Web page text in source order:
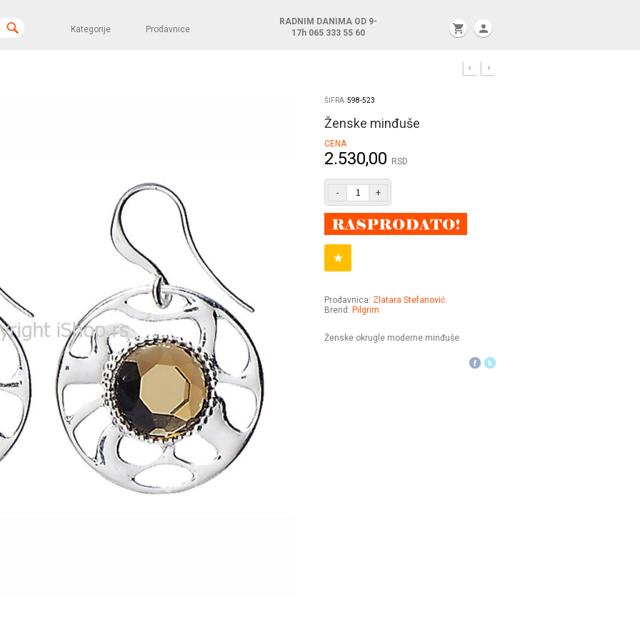
Kategorije Prodavnice
RADNIM DANIMA OD 9-
17h 065 333 55 60 shopping_cart person
ŠIFRA:598-523
Ženske minđuše
CENA
2.530,00 RSD
- +
Prodavnica: Zlatara Stefanović
Brend: Pilgrim
Ženske okrugle moderne minđuše